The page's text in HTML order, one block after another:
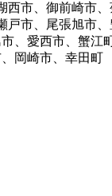
西市、御前崎市
市、尾張旭市
、愛西市、蟹
岡崎市、幸田町